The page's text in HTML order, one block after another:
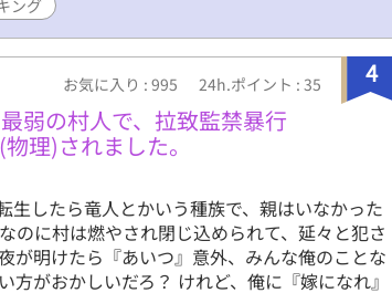
ング
4
お気に入り : 995 24h.ポイント : 35
弱の村人で、拉致監禁暴行
理)されました。
生したら竜人とかいう種族で、親はいなかった
のに村は燃やされ閉じ込められて、延々と犯さ
明けたら『あいつ』意外、みんな俺のことな
方がおかしいだろ？ けれど、俺に『嫁になれ』